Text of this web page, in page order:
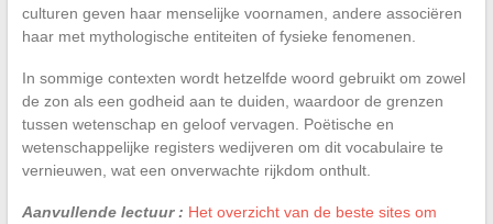
culturen geven haar menselijke voornamen, andere associëren
haar met mythologische entiteiten of fysieke fenomenen.
In sommige contexten wordt hetzelfde woord gebruikt om zowel
de zon als een godheid aan te duiden, waardoor de grenzen
tussen wetenschap en geloof vervagen. Poëtische en
wetenschappelijke registers wedijveren om dit vocabulaire te
vernieuwen, wat een onverwachte rijkdom onthult.
Aanvullende lectuur : Het overzicht van de beste sites om